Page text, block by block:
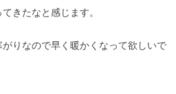
きたなと感じます。
りなので早く暖かくなって欲しいで